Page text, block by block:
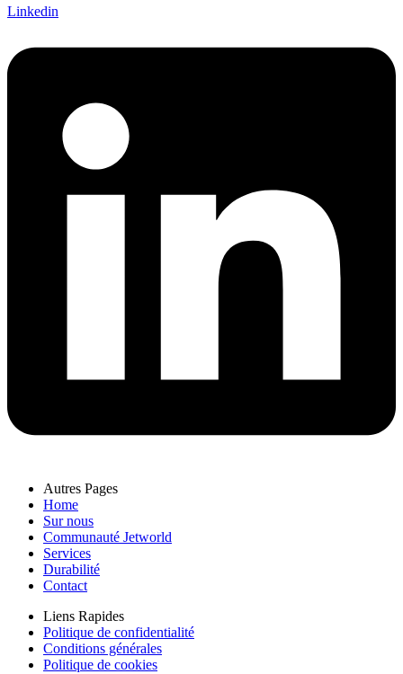
Linkedin
Autres Pages
Home
Sur nous
Communauté Jetworld
Services
Durabilité
Contact
Liens Rapides
Politique de confidentialité
Conditions générales
Politique de cookies